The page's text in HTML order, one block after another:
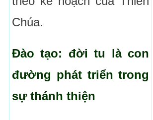
Chúa.
Đào tạo: đời tu là con
đường phát triển trong
sự thánh thiện